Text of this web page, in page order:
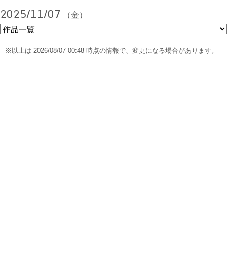
2025/11/07 （金）
※以上は 2026/08/07 00:48 時点の情報で、変更になる場合があります。